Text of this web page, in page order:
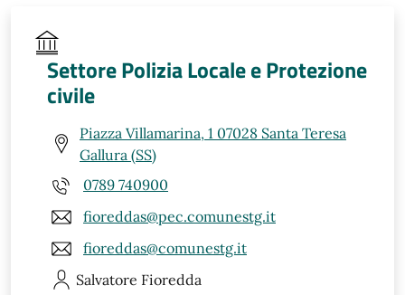
Settore Polizia Locale e Protezione
civile
Piazza Villamarina, 1 07028 Santa Teresa
Gallura (SS)
0789 740900
fioreddas@pec.comunestg.it
fioreddas@comunestg.it
Salvatore Fioredda